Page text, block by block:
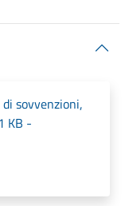
sovvenzioni,
KB -